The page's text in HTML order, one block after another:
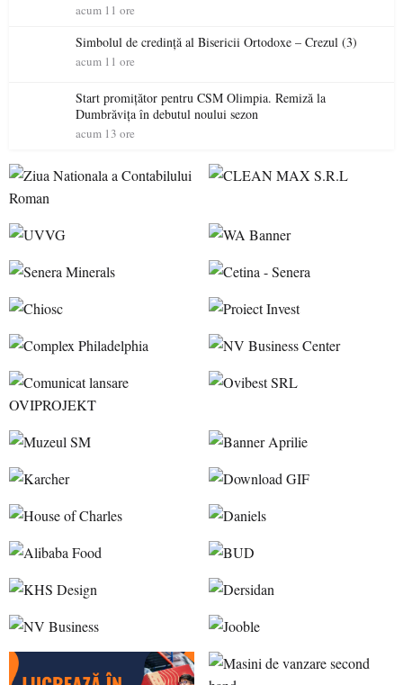
acum 11 ore
Simbolul de credinţă al Bisericii Ortodoxe – Crezul (3)
acum 11 ore
Start promițător pentru CSM Olimpia. Remiză la
Dumbrăvița în debutul noului sezon
acum 13 ore